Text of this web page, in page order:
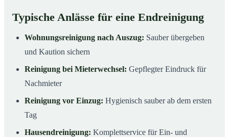
Typische Anlässe für eine Endreinigung
Wohnungsreinigung nach Auszug: Sauber übergeben
und Kaution sichern
Reinigung bei Mieterwechsel: Gepflegter Eindruck für
Nachmieter
Reinigung vor Einzug: Hygienisch sauber ab dem ersten
Tag
Hausendreinigung: Komplettservice für Ein- und